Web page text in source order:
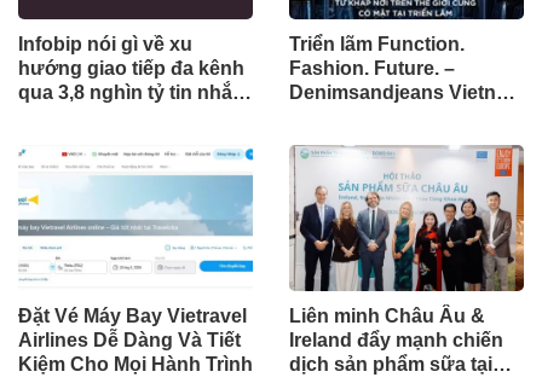
Infobip nói gì về xu
hướng giao tiếp đa kênh
qua 3,8 nghìn tỷ tin nhắn
Triển lãm Function.
Fashion. Future. –
Denimsandjeans Vietnam
Việt Nam như một trung
tâm cung ứng toàn cầu
Đặt Vé Máy Bay Vietravel
Airlines Dễ Dàng Và Tiết
Kiệm Cho Mọi Hành Trình
Liên minh Châu Âu &
Ireland đẩy mạnh chiến
dịch sản phẩm sữa tại